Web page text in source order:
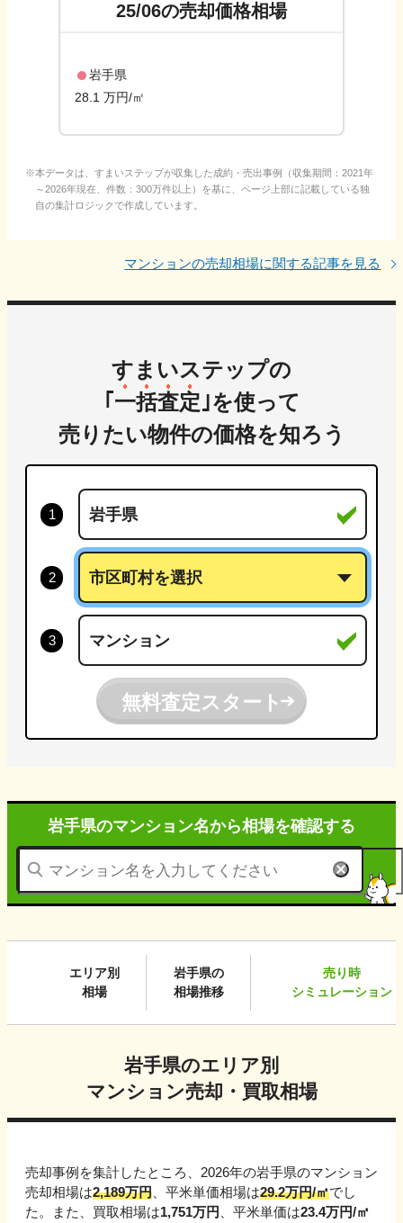
25/06の売却価格相場
岩手県
28.1 万円/㎡
本データは、すまいステップが収集した成約・売出事例（収集期間：2021年
～2026年現在、件数：300万件以上）を基に、ページ上部に記載している独
自の集計ロジックで作成しています。
マンションの売却相場に関する記事を見る
すまいステップの
｢ 一括査定｣を使って
売りたい物件の価格を知ろう
無料査定スタート
岩手県のマンション名から相場を確認する
エリア別
相場
岩手県の
相場推移
売り時
シミュレーション
岩手県のエリア別
マンション売却・買取相場
売却事例を集計したところ、 2026年の岩手県のマンション
売却相場は2,189万円、平米単価相場は29.2万円/㎡でし
た。また、買取相場は1,751万円 、平米単価は23.4万円/㎡